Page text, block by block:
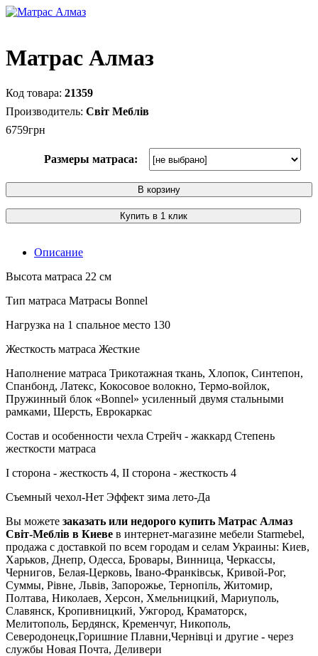
Матраc Алмаз
21359
Світ Меблів
6759грн
Размеры матраса:
В корзину
Купить в 1 клик
Описание
Высота матраса 22 см
Тип матраса Матрасы Bonnel
Нагрузка на 1 спальное место 130
Жесткость матраса Жесткие
Наполнение матраса Трикотажная ткань, Хлопок, Синтепон,
Спанбонд, Латекс, Кокосовое волокно, Термо-войлок,
Пружинный блок «Bonnel» усиленный двумя стальными
рамками, Шерсть, Еврокаркас
Состав и особенности чехла Стрейч - жаккард Степень
жесткости матраса
I сторона - жесткость 4, II сторона - жесткость 4
Съемный чехол-Нет Эффект зима лето-Да
Вы можете заказать или недорого купить Матрас Алмаз
Світ-Меблів в Киеве в интернет-магазине мебели Starmebel,
продажа с доставкой по всем городам и селам Украины: Киев,
Харьков, Днепр, Одесса, Бровары, Винница, Черкассы,
Чернигов, Белая-Церковь, Івано-Франківськ, Кривой-Рог,
Суммы, Рівне, Львів, Запорожье, Тернопіль, Житомир,
Полтава, Николаев, Херсон, Хмельницкий, Мариуполь,
Славянск, Кропивницкий, Ужгород, Краматорск,
Мелитополь, Бердянск, Кременчуг, Никополь,
Северодонецк,Горишние Плавни,Чернівці и другие - через
службы Новая Почта, Деливери